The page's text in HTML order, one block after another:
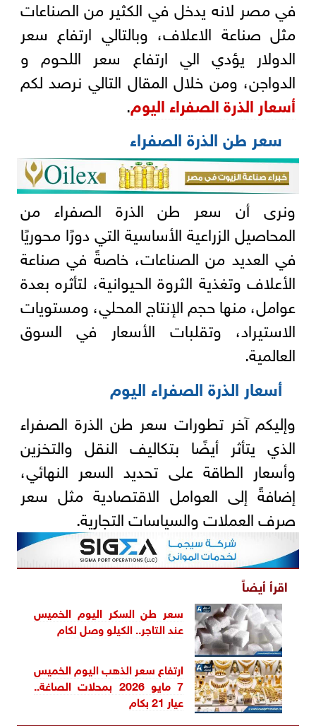
في مصر لانه يدخل في الكثير من الصناعات
مثل صناعة الاعلاف، وبالتالي ارتفاع سعر
الدولار يؤدي الي ارتفاع سعر اللحوم و
الدواجن، ومن خلال المقال التالي نرصد لكم
أسعار الذرة الصفراء اليوم.
سعر طن الذرة الصفراء
ونرى أن سعر طن الذرة الصفراء من
المحاصيل الزراعية الأساسية التي دورًا محوريًا
في العديد من الصناعات، خاصةً في صناعة
الأعلاف وتغذية الثروة الحيوانية، لتأثره بعدة
عوامل، منها حجم الإنتاج المحلي، ومستويات
الاستيراد، وتقلبات الأسعار في السوق
العالمية.
أسعار الذرة الصفراء اليوم
وإليكم آخر تطورات سعر طن الذرة الصفراء
الذي يتأثر أيضًا بتكاليف النقل والتخزين
وأسعار الطاقة على تحديد السعر النهائي،
إضافةً إلى العوامل الاقتصادية مثل سعر
صرف العملات والسياسات التجارية.
اقرأ أيضاً
سعر طن السكر اليوم الخميس
عند التاجر.. الكيلو وصل لكام
ارتفاع سعر الذهب اليوم الخميس
7 مايو 2026 بمحلات الصاغة..
عيار 21 بكام